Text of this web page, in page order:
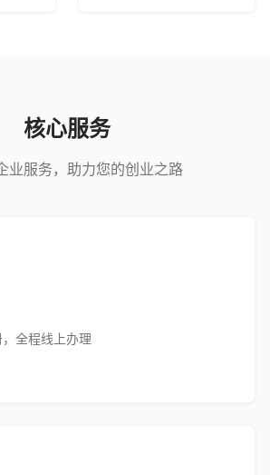
核心服务
业服务，助力您的创业之路
全程线上办理